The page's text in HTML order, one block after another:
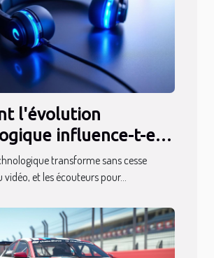
l'évolution
influence-t-elle
pour gamers ?
transforme sans cesse
vidéo, et les écouteurs pour...